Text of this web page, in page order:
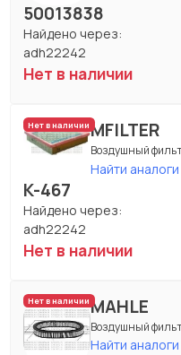
50013838
Найдено через:
adh22242
Нет в наличии
Нет в наличииMFILTER
Воздушный
Найти аналоги
K-467
Найдено через:
adh22242
Нет в наличии
Нет в наличииMAHLE
Воздушный
Найти аналоги